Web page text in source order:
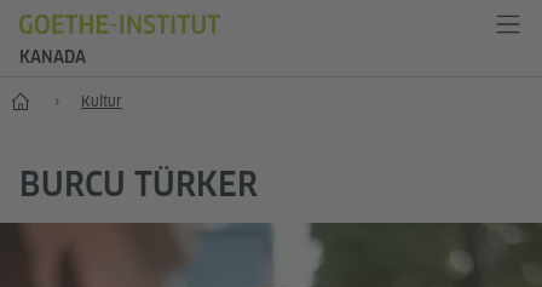
KANADA
Start Kultur
BURCU TÜRKER